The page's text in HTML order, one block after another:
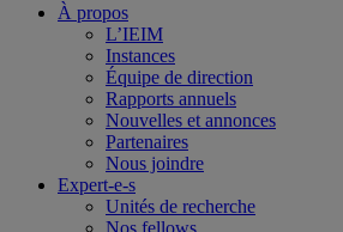
À propos
L’IEIM
Instances
Équipe de direction
Rapports annuels
Nouvelles et annonces
Partenaires
Nous joindre
Expert-e-s
Unités de recherche
Nos fellows